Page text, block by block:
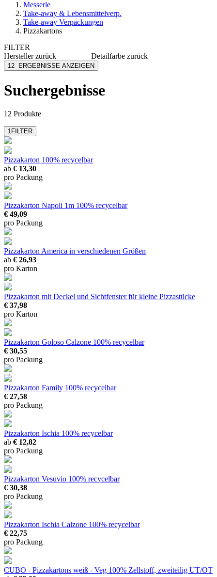
Messerle
Take-away & Lebensmittelverp.
Take-away Verpackungen
Pizzakartons
FILTER
Herstellerzurück
Cuboxal
LOGISCH ÖKO
Detailfarbe zurück
12 ERGEBNISSE ANZEIGEN
Suchergebnisse
12 Produkte
1FILTER
Pizzakarton 100% recycelbar
ab € 13,30
pro Packung
Pizzakarton Napoli 1m 100% recycelbar
€ 49,09
pro Packung
Pizzakarton America in verschiedenen Größen
ab € 26,93
pro Karton
Pizzakarton mit Deckel und Sichtfensterfür kleine Pizzastücke
€ 37,98
pro Karton
Pizzakarton Goloso Calzone 100% recycelbar
€ 30,55
pro Packung
Pizzakarton Family 100% recycelbar
€ 27,58
pro Packung
Pizzakarton Ischia 100% recycelbar
ab € 12,82
pro Packung
Pizzakarton Vesuvio 100% recycelbar
€ 30,38
pro Packung
Pizzakarton Ischia Calzone 100% recycelbar
€ 22,75
pro Packung
CUBO - Pizzakartons weiß - Veg 100% Zellstoff, zweiteilig UT/OT